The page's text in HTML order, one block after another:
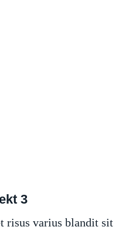
3
risus varius blandit sit